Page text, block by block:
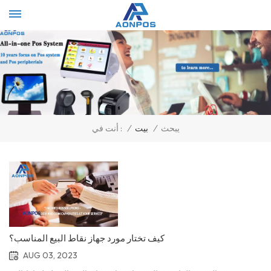
أنت في : / بيت / يبحث
كيف تختار مورد جهاز نقاط البيع المناسب؟
AUG 03, 2023